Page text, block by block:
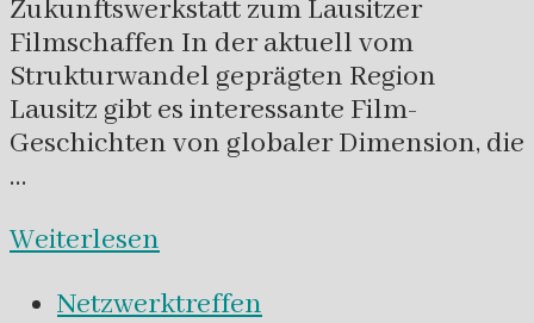
Zukunftswerkstatt zum Lausitzer
Filmschaffen In der aktuell vom
Strukturwandel geprägten Region
Lausitz gibt es interessante Film-
Geschichten von globaler Dimension, die
…
Weiterlesen
Netzwerktreffen